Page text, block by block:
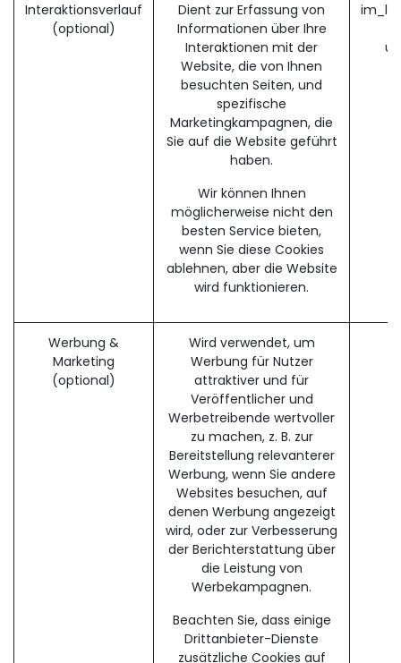
Interaktionsverlauf
(optional)
Dient zur Erfassung von
Informationen über Ihre
Interaktionen mit der
Website, die von Ihnen
besuchten Seiten, und
spezifische
Marketingkampagnen, die
Sie auf die Website geführt
haben.
Wir können Ihnen
möglicherweise nicht den
besten Service bieten,
wenn Sie diese Cookies
ablehnen, aber die Website
wird funktionieren.
Werbung &
Marketing
(optional)
Wird verwendet, um
Werbung für Nutzer
attraktiver und für
Veröffentlicher und
Werbetreibende wertvoller
zu machen, z. B. zur
Bereitstellung relevanterer
Werbung, wenn Sie andere
Websites besuchen, auf
denen Werbung angezeigt
wird, oder zur Verbesserung
der Berichterstattung über
die Leistung von
Werbekampagnen.
Beachten Sie, dass einige
Drittanbieter-Dienste
zusätzliche Cookies auf